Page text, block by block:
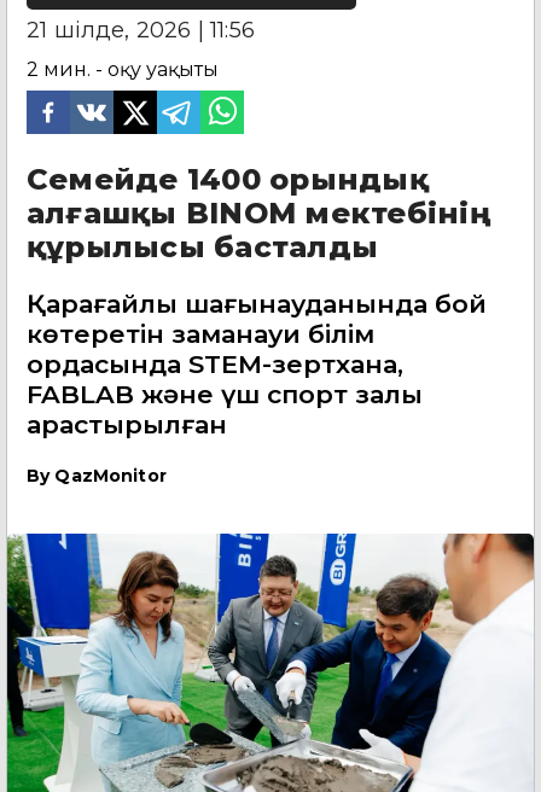
21 шілде, 2026 | 11:56
2 мин. - оқу уақыты
Семейде 1400 орындық
алғашқы BINOM мектебінің
құрылысы басталды
Қарағайлы шағынауданында бой
көтеретін заманауи білім
ордасында STEM-зертхана,
FABLAB және үш спорт залы
қарастырылған
By QazMonitor